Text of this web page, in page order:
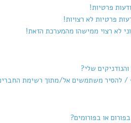
פרטיות!
פרטיות לא רצויות!
לא רצוי ממישהו מהמערכת הזאת!
שלי?
/ להסיר משתמשים אל/מתוך רשימת
או בפורומים?